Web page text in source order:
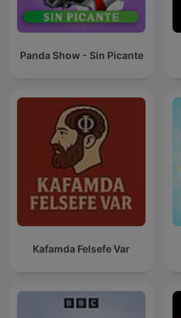
Panda Show - Sin Picante
Kafamda Felsefe Var